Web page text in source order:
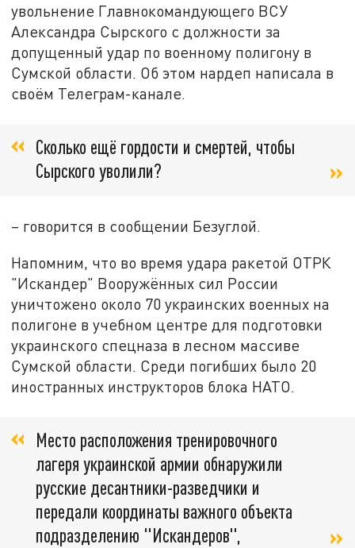
увольнение Главнокомандующего ВСУ
Александра Сырского с должности за
допущенный удар по военному полигону в
Сумской области. Об этом нардеп написала в
своём Телеграм-канале.
Сколько ещё гордости и смертей, чтобы
Сырского уволили?
– говорится в сообщении Безуглой.
Напомним, что во время удара ракетой ОТРК
"Искандер" Вооружённых сил России
уничтожено около 70 украинских военных на
полигоне в учебном центре для подготовки
украинского спецназа в лесном массиве
Сумской области. Среди погибших было 20
иностранных инструкторов блока НАТО.
Место расположения тренировочного
лагеря украинской армии обнаружили
русские десантники-разведчики и
передали координаты важного объекта
подразделению "Искандеров",